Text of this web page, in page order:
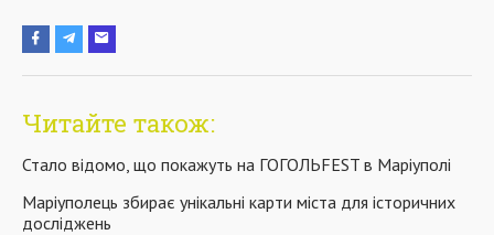
Читайте також:
Стало відомо, що покажуть на ГОГОЛЬFEST в Маріуполі
Маріуполець збирає унікальні карти міста для історичних
досліджень